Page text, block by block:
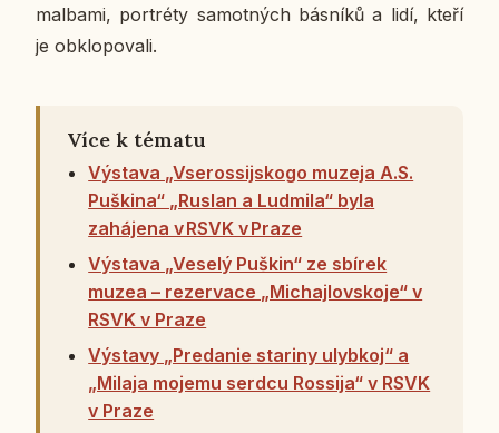
mal­ba­mi, por­tréty sa­mot­ných bás­ní­ků a lidí, kteří
je ob­klo­po­va­li.
Více k tématu
Výstava „Vserossijskogo muzeja A.S.
Puškina“ „Ruslan a Ludmila“ byla
zahájena v RSVK v Praze
Výstava „Veselý Puškin“ ze sbírek
muzea – rezervace „Michajlovskoje“ v
RSVK v Praze
Výstavy „Predanie stariny ulybkoj“ a
„Milaja mojemu serdcu Rossija“ v RSVK
v Praze